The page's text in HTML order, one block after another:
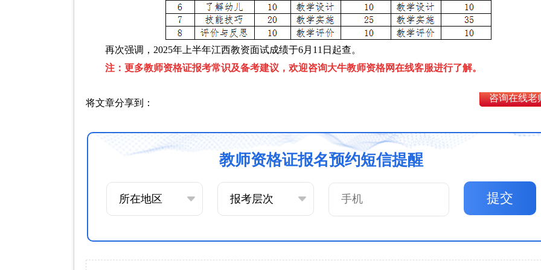
再次强调，2025年上半年江西教资面试成绩于6月11日起查。
注：更多教师资格证报考常识及备考建议，欢迎咨询大牛教师资格网在线客服进行了解。
将文章分享到： 咨询在线老
教师资格证报名预约短信提醒
提交